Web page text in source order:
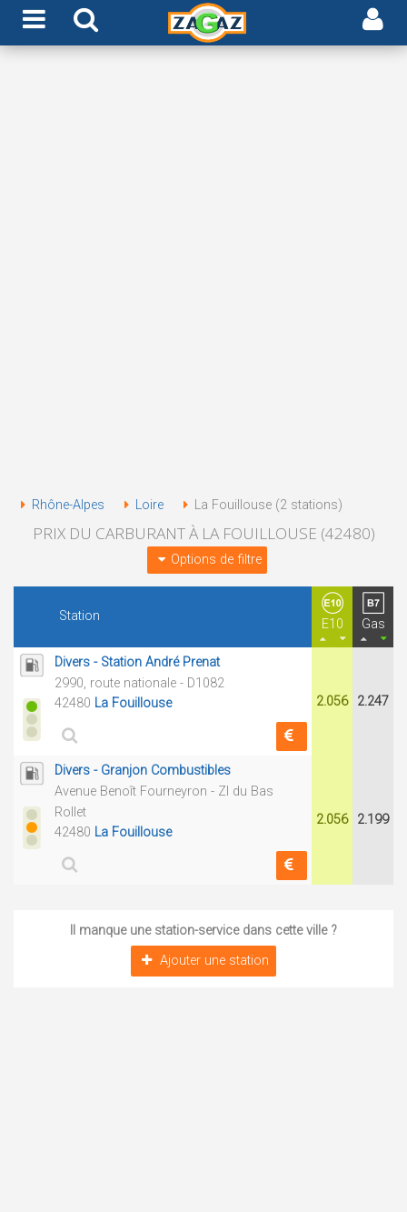
Rhône-Alpes Loire La Fouillouse (2 stations)
PRIX DU CARBURANT À LA FOUILLOUSE (42480)
Options de filtre
Station
E10 Gas
Divers - Station André Prenat
2990, route nationale - D1082
42480 La Fouillouse 2.056 2.247
Divers - Granjon Combustibles
Avenue Benoît Fourneyron - ZI du Bas
Rollet
42480 La Fouillouse
2.056 2.199
Il manque une station-service dans cette ville ?
Ajouter une station